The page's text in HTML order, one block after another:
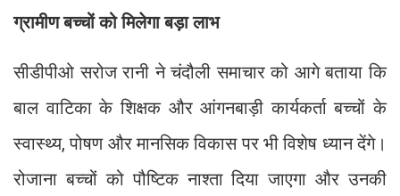
ग्रामीण बच्चों को मिलेगा बड़ा लाभ
सीडीपीओ सरोज रानी ने चंदौली समाचार को आगे बताया कि
बाल वाटिका के शिक्षक और आंगनबाड़ी कार्यकर्ता बच्चों के
स्वास्थ्य, पोषण और मानसिक विकास पर भी विशेष ध्यान देंगे।
रोजाना बच्चों को पौष्टिक नाश्ता दिया जाएगा और उनकी